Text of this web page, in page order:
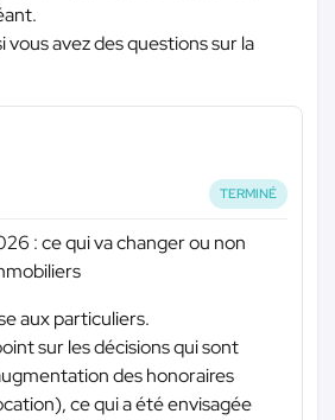
avez des questions sur la
TERMINÉ
: ce qui va changer ou non
aux particuliers.
sur les décisions qui sont
des honoraires
ce qui a été envisagée